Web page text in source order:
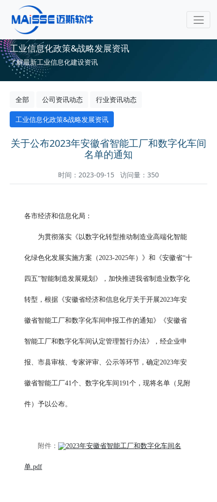
工业信息化政策&战略发展资讯
了解最新工业信息化建设资讯
全部 公司资讯动态 行业资讯动态
工业信息化政策&战略发展资讯
关于公布2023年安徽省智能工厂和数字化车间
名单的通知
时间：2023-09-15 访问量：350
各市经济和信息化局：
为贯彻落实《以数字化转型推动制造业高端化智能
化绿色化发展实施方案（2023-2025年）》和《安徽省“十
四五”智能制造发展规划》，加快推进我省制造业数字化
转型，根据《安徽省经济和信息化厅关于开展2023年安
徽省智能工厂和数字化车间申报工作的通知》《安徽省
智能工厂和数字化车间认定管理暂行办法》，经企业申
报、市县审核、专家评审、公示等环节，确定2023年安
徽省智能工厂41个、数字化车间191个，现将名单（见附
件）予以公布。
附件： 2023年安徽省智能工厂和数字化车间名
单.pdf